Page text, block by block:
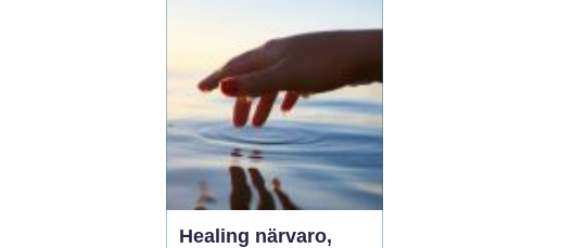
som Malmö, där tempot
är högt och många
kombinerar sti...
Healing närvaro,